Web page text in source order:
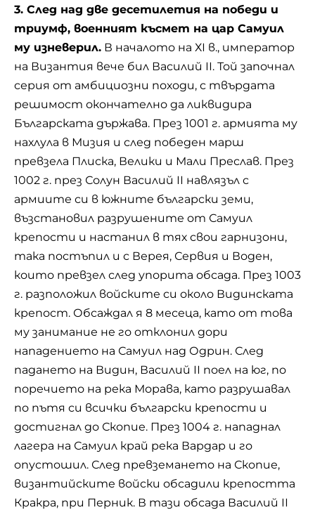
3. След над две десетилетия на победи и
триумф, военният късмет на цар Самуил
му изневерил. В началото на ХІ в., император
на Византия вече бил Василий ІІ. Той започнал
серия от амбициозни походи, с твърдата
решимост окончателно да ликвидира
Българската държава. През 1001 г. армията му
нахлула в Мизия и след победен марш
превзела Плиска, Велики и Мали Преслав. През
1002 г. през Солун Василий ІІ навлязъл с
армиите си в южните български земи,
възстановил разрушените от Самуил
крепости и настанил в тях свои гарнизони,
така постъпил и с Верея, Сервия и Воден,
които превзел след упорита обсада. През 1003
г. разположил войските си около Видинската
крепост. Обсаждал я 8 месеца, като от това
му занимание не го отклонил дори
нападението на Самуил над Одрин. След
падането на Видин, Василий ІІ поел на юг, по
поречието на река Морава, като разрушавал
по пътя си всички български крепости и
достигнал до Скопие. През 1004 г. нападнал
лагера на Самуил край река Вардар и го
опустошил. След превземането на Скопие,
византийските войски обсадили крепостта
Кракра, при Перник. В тази обсада Василий ІІ